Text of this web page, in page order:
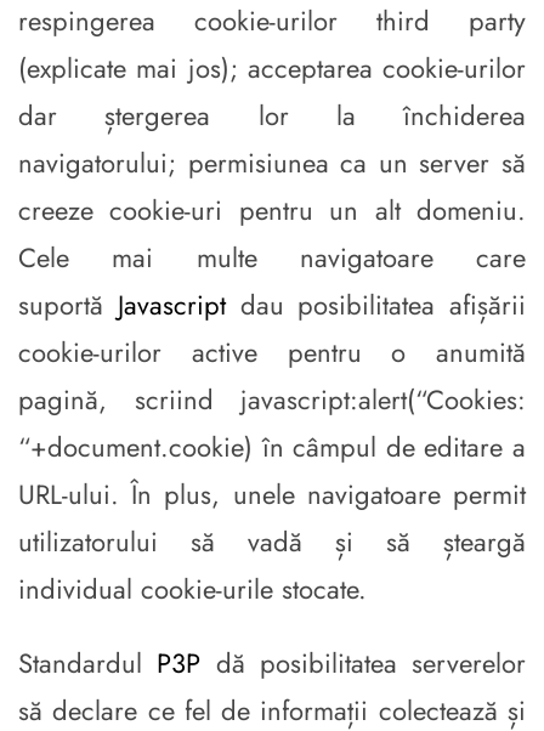
respingerea cookie-urilor third party
(explicate mai jos); acceptarea cookie-urilor
dar ștergerea lor la închiderea
navigatorului; permisiunea ca un server să
creeze cookie-uri pentru un alt domeniu.
Cele mai multe navigatoare care
suportă Javascriptdau posibilitatea afișării
cookie-urilor active pentru o anumită
pagină, scriind javascript:alert(“Cookies:
“+document.cookie) în câmpul de editare a
URL-ului. În plus, unele navigatoare permit
utilizatorului să vadă și să șteargă
individual cookie-urile stocate.
Standardul P3P dă posibilitatea serverelor
să declare ce fel de informații colectează și